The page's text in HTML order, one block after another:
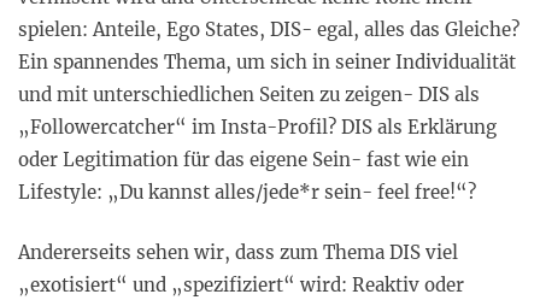
spielen: Anteile, Ego States, DIS- egal, alles das Gleiche?
Ein spannendes Thema, um sich in seiner Individualität
und mit unterschiedlichen Seiten zu zeigen- DIS als
„Followercatcher“ im Insta-Profil? DIS als Erklärung
oder Legitimation für das eigene Sein- fast wie ein
Lifestyle: „Du kannst alles/jede*r sein- feel free!“?
Andererseits sehen wir, dass zum Thema DIS viel
„exotisiert“ und „spezifiziert“ wird: Reaktiv oder